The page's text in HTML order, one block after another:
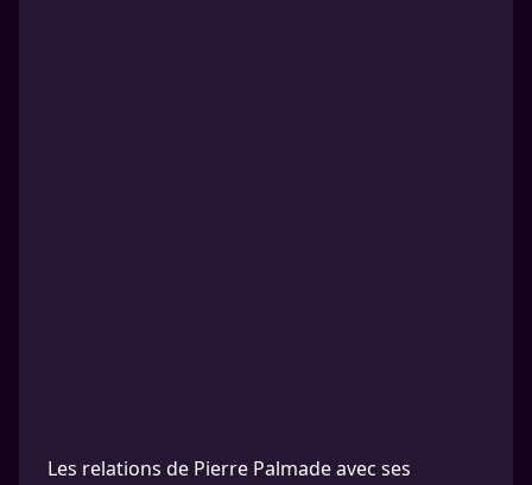
Les relations de Pierre Palmade avec ses